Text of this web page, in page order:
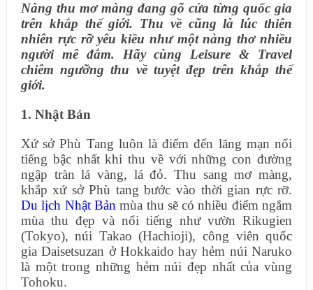
Nàng thu mơ màng đang gõ cửa từng quốc gia
trên khắp thế giới. Thu về cũng là lúc thiên
nhiên rực rỡ yêu kiều như một nàng thơ nhiều
người mê đắm. Hãy cùng Leisure & Travel
chiêm ngưỡng thu về tuyệt đẹp trên khắp thế
giới.
1. Nhật Bản
Xứ sở Phù Tang luôn là điểm đến lãng mạn nổi
tiếng bậc nhất khi thu về với những con đường
ngập tràn lá vàng, lá đỏ. Thu sang mơ màng,
khắp xứ sở Phù tang bước vào thời gian rực rỡ.
Du lịch Nhật Bản mùa thu sẽ có nhiều điểm ngắm
mùa thu đẹp và nổi tiếng như vườn Rikugien
(Tokyo), núi Takao (Hachioji), công viên quốc
gia Daisetsuzan ở Hokkaido hay hẻm núi Naruko
là một trong những hẻm núi đẹp nhất của vùng
Tohoku.